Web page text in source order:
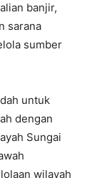
banjir,
sarana
sumber
untuk
dengan
Sungai
wilayah